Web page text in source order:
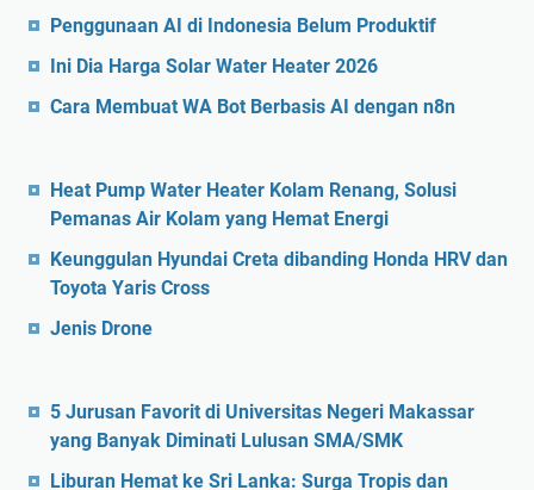
Penggunaan AI di Indonesia Belum Produktif
Ini Dia Harga Solar Water Heater 2026
Cara Membuat WA Bot Berbasis AI dengan n8n
Heat Pump Water Heater Kolam Renang, Solusi
Pemanas Air Kolam yang Hemat Energi
Keunggulan Hyundai Creta dibanding Honda HRV dan
Toyota Yaris Cross
Jenis Drone
5 Jurusan Favorit di Universitas Negeri Makassar
yang Banyak Diminati Lulusan SMA/SMK
Liburan Hemat ke Sri Lanka: Surga Tropis dan